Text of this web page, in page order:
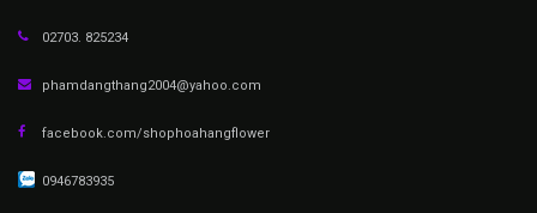
02703. 825234
phamdangthang2004@yahoo.com
facebook.com/shophoahangflower
0946783935